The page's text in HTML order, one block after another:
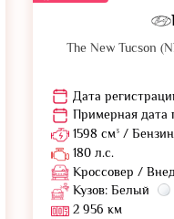
The New Tucson
Дата
Примерная дата
1598 см³ /
180 л.с.
Кроссовер /
Кузов: Белый
2 956 км